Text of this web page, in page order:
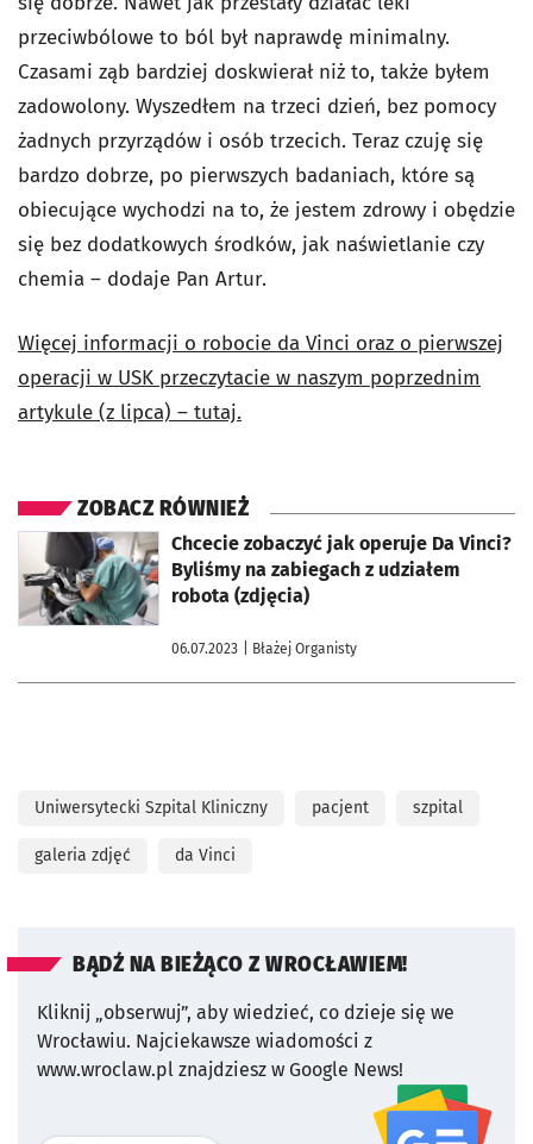
przeciwbólowe to ból był naprawdę minimalny.
Czasami ząb bardziej doskwierał niż to, także byłem
zadowolony. Wyszedłem na trzeci dzień, bez pomocy
żadnych przyrządów i osób trzecich. Teraz czuję się
bardzo dobrze, po pierwszych badaniach, które są
obiecujące wychodzi na to, że jestem zdrowy i obędzie
się bez dodatkowych środków, jak naświetlanie czy
chemia – dodaje Pan Artur.
Więcej informacji o robocie da Vinci oraz o pierwszej
operacji w USK przeczytacie w naszym poprzednim
artykule (z lipca) – tutaj.
ZOBACZ RÓWNIEŻ
Chcecie zobaczyć jak operuje Da Vinci?
Byliśmy na zabiegach z udziałem
robota (zdjęcia)
06.07.2023 | Błażej Organisty
otworzy się w nowej karcie
Uniwersytecki Szpital Kliniczny pacjent szpital
galeria zdjęć da Vinci
BĄDŹ NA BIEŻĄCO Z WROCŁAWIEM!
Kliknij „obserwuj”, aby wiedzieć, co dzieje się we
Wrocławiu. Najciekawsze wiadomości z
www.wroclaw.pl znajdziesz w Google News!